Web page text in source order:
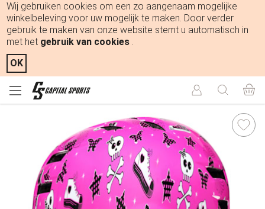
Wij gebruiken cookies om een zo aangenaam mogelijke
winkelbeleving voor uw mogelijk te maken. Door verder
gebruik te maken van onze website stemt u automatisch in
met het gebruik van cookies .
OK